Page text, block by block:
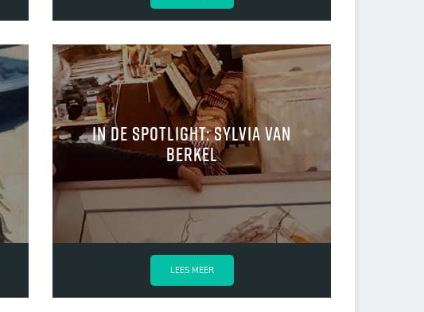
In de spotlight: Sylvia van
Berkel
LEES MEER